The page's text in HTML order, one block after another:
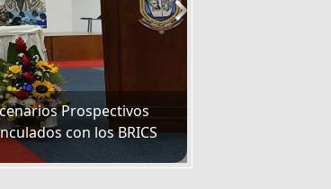
Prospectivos
con los BRICS